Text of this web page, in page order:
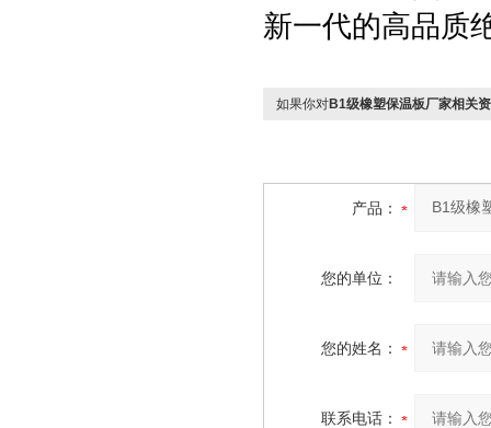
新一代的高品质
如果你对B1级橡塑保温板厂家相关
产品：
您的单位：
您的姓名：
联系电话：